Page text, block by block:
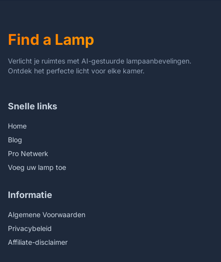
Find a Lamp
Verlicht je ruimtes met AI-gestuurde lampaanbevelingen.
Ontdek het perfecte licht voor elke kamer.
Snelle links
Home
Blog
Pro Netwerk
Voeg uw lamp toe
Informatie
Algemene Voorwaarden
Privacybeleid
Affiliate-disclaimer